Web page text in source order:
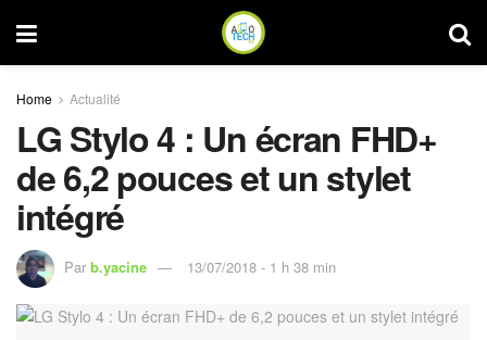
Home Actualité
LG Stylo 4 : Un écran FHD+
de 6,2 pouces et un stylet
intégré
Par b.yacine 13/07/2018 - 1 h 38 min